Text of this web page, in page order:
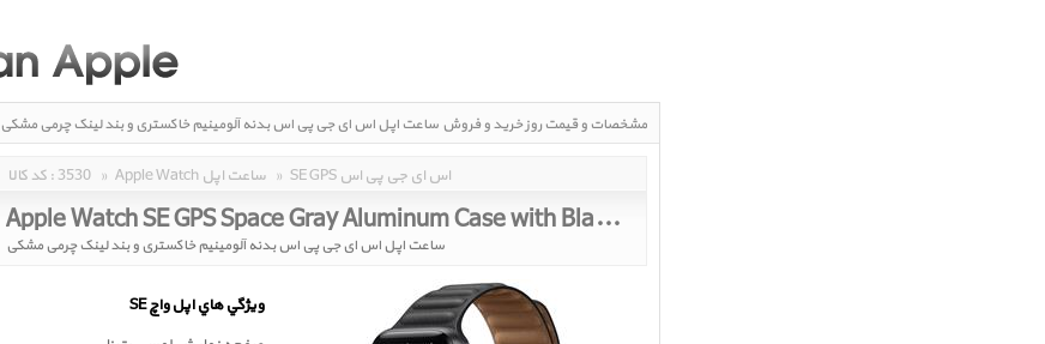
مشخصات و قیمت روز خرید و فروش ساعت اپل اس ای جی پی اس بدنه آلومینیم خاکستری و بند لینک چرمی مشکی
Apple Watch SE GPS Space Gray Aluminum Case with Black Leather Link
کد کالا : 3530 » Apple Watch ساعت اپل » SE GPS اس ای جی پی اس
Apple Watch SE GPS Space Gray Aluminum Case with Black Leather Link
ساعت اپل اس ای جی پی اس بدنه آلومینیم خاکستری و بند لینک چرمی مشکی
ويژگي هاي اپل واچ SE